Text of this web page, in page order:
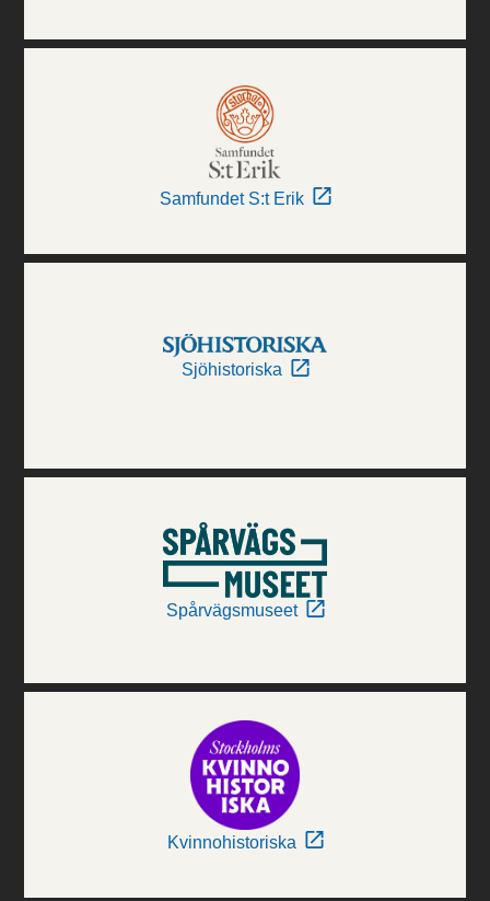
Samfundet S:t Erik
Sjöhistoriska
Spårvägsmuseet
Kvinnohistoriska